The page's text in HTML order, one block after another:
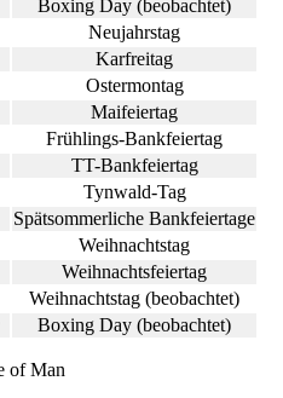
Boxing Day (beobachtet)
Neujahrstag
Karfreitag
Ostermontag
Maifeiertag
Frühlings-Bankfeiertag
TT-Bankfeiertag
Tynwald-Tag
Spätsommerliche Bankfeiertage
Weihnachtstag
Weihnachtsfeiertag
Weihnachtstag (beobachtet)
Boxing Day (beobachtet)